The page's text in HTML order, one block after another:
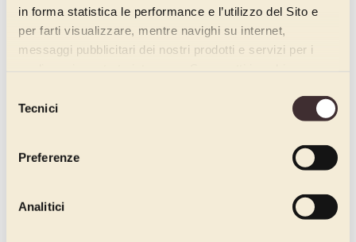
in forma statistica le performance e l’utilizzo del Sito e
per farti visualizzare, mentre navighi su internet,
messaggi pubblicitari dei nostri prodotti e servizi per i
delTecnici
Preferenze
Analitici
Assoluta Base
Enhancers
Napolitaner Line
Cuzco Line
Cuzco Line